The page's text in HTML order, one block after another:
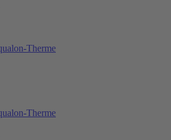
Therme
Therme